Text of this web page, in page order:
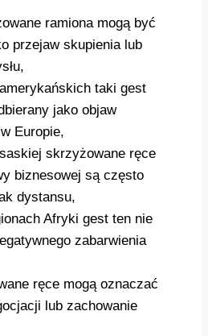
ramiona mogą być
przejaw skupienia lub
taki gest
jako objaw
Europie,
skrzyżowane ręce
biznesowej są często
dystansu,
Afryki gest ten nie
zabarwienia
ręce mogą oznaczać
lub zachowanie